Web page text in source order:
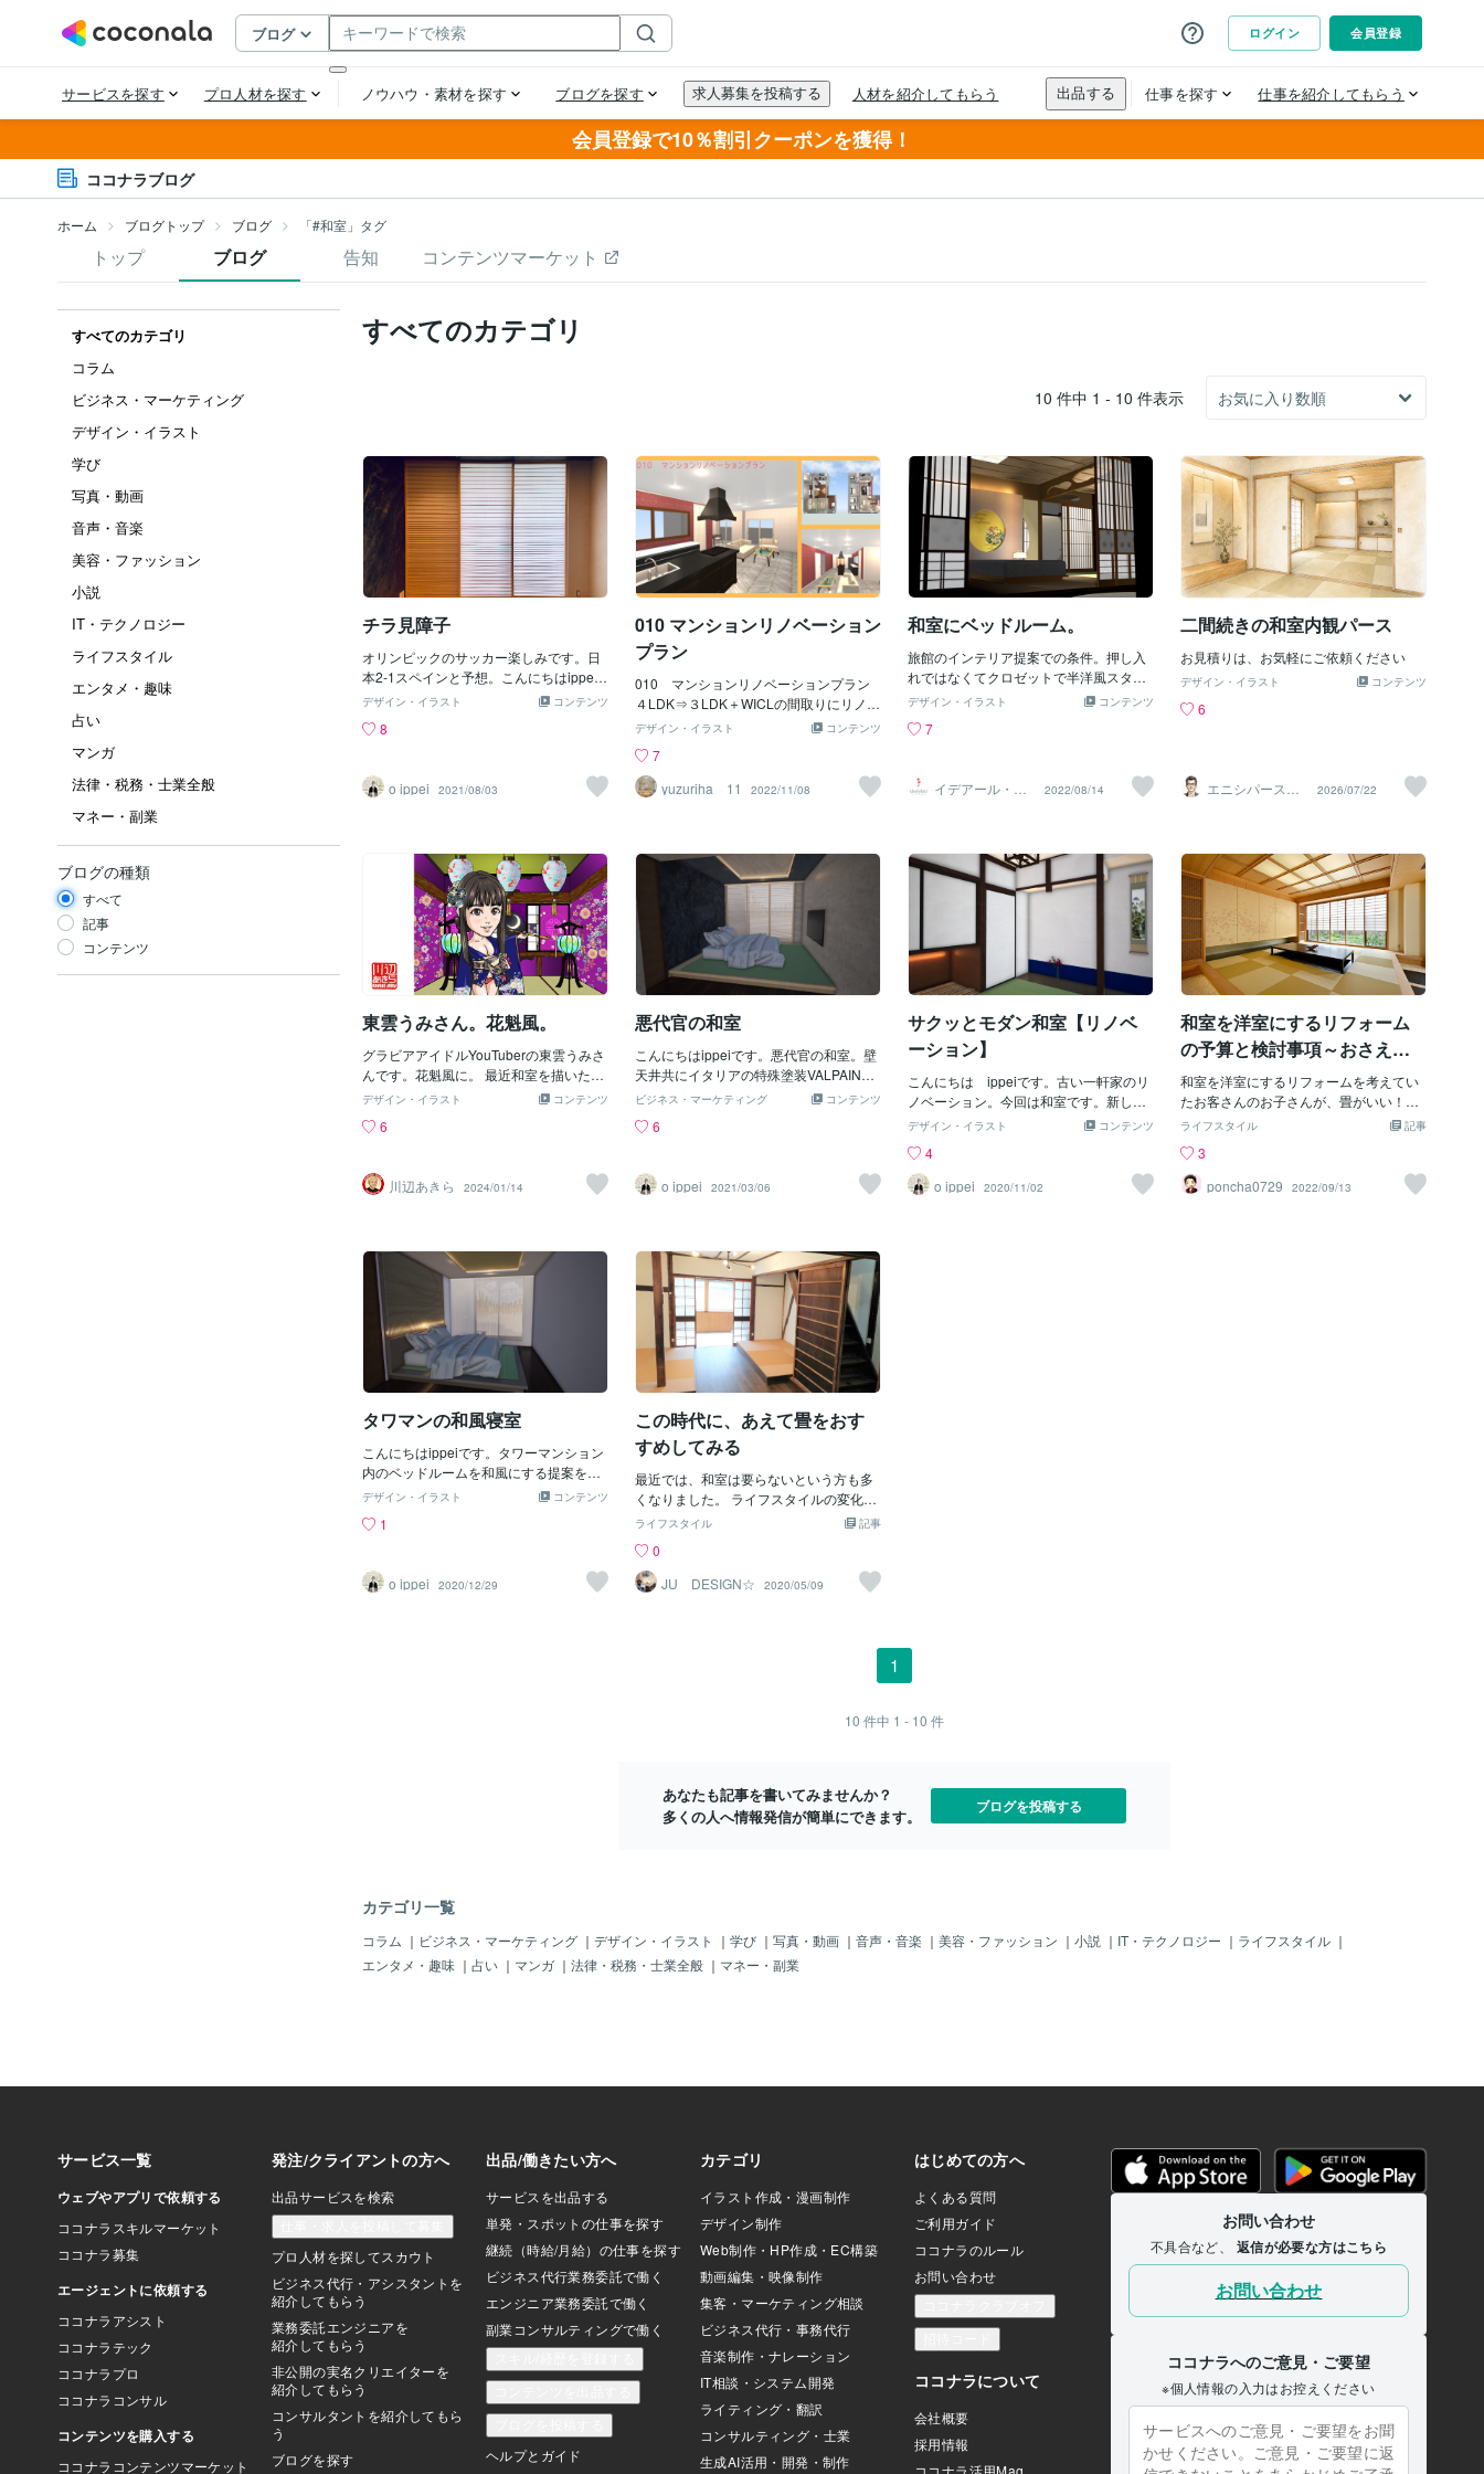
会員登録で10％割引クーポンを獲得！
ココナラブログ
ホーム ブログトップ ブログ 「#和室」タグ
トップ ブログ 告知 コンテンツマーケット
すべてのカテゴリ
コラム
ビジネス・マーケティング
デザイン・イラスト
学び
写真・動画
音声・音楽
美容・ファッション
小説
IT・テクノロジー
ライフスタイル
エンタメ・趣味
占い
マンガ
法律・税務・士業全般
マネー・副業
ブログの種類
すべて
記事
コンテンツ
すべてのカテゴリ
10 件中 1 - 10 件表示
チラ見障子
オリンピックのサッカー楽しみです。日
本2-1スペインと予想。こんにちはippei
です。設計した寝室にオリジナルの障子
デーションになってます。高さが2300m
人泣かせだったみたいですが、ホームペ
ージに載せて良いですか？と問い合わせ
コンテンツ
デザイン・イラスト
8
o ippei 2021/08/03
010 マンションリノベーション
プラン
010 マンションリノベーションプラン
４LDK⇒３LDK＋WICLの間取りにリノベ
ーションビフォーパース1つ1つの部屋が
も暗く、使いづらそうな間取りアフター1
部屋部屋数を減らしていますが、LDKは
もともとの倍くらいの広さ、4面からの採
す。 よろしくお願いいたします。
コンテンツ
デザイン・イラスト
7
yuzuriha 11
2022/11/08
和室にベッドルーム。
旅館のインテリア提案での条件。押し入
れではなくてクロゼットで半洋風スタイ
ルです。ベランダ・・・ではなくて縁台
じが主流になりそうですね。
コンテンツ
デザイン・イラスト
7
イデアール・プ
ラッツ
2022/08/14
二間続きの和室内観パース
お見積りは、お気軽にご依頼ください
コンテンツ
デザイン・イラスト
6
エニシパース（1
級建築士）
2026/07/22
東雲うみさん。花魁風。
グラビアアイドルYouTuberの東雲うみさ
んです。花魁風に。 最近和室を描いたの
で背景に流用しました。 トークなど聞い
な」という感じで好きです。もちろんグ
コンテンツ
デザイン・イラスト
6
川辺あきら 2024/01/14
悪代官の和室
こんにちはippeiです。悪代官の和室。壁
天井共にイタリアの特殊塗装VALPAINT
です。お客さんが選んだ3色。折り上げ天
と障子はヒノキ です。障子はオーダー
へと視線を誘導します。周りは高層ビル
の夜景。
コンテンツ
ビジネス・マーケティング
6
o ippei 2021/03/06
サクッとモダン和室【リノベ
ーション】
こんにちは ippeiです。古い一軒家のリ
ノベーション。今回は和室です。新しく
吊り収納奥に間接照明を入れたり、フチ
存を塗り替え。藍色のバランスとか全体
との兼ね合いが重要。和室描いていると
鰻や蕎麦食べたくなってきますね。go to
コンテンツ
デザイン・イラスト
4
o ippei
2020/11/02
和室を洋室にするリフォーム
の予算と検討事項～おさえて
おきたいポイント～
和室を洋室にするリフォームを考えてい
たお客さんのお子さんが、畳がいい！と
言い張るので、和室のままにしたのです
ングがいい！と言い出し始めたらしく、
どうすればいいか？と相談を受けたこと
があります。子供って怖いですね・・。
記事
ライフスタイル
3
poncha0729
2022/09/13
タワマンの和風寝室
こんにちはippeiです。タワーマンション
内のベッドルームを和風にする提案をし
ています。ヘッドボード上はヒノキの細
と和っぽく格子を取り入れてます。折り
うです。良いお年を。
コンテンツ
デザイン・イラスト
1
o ippei 2020/12/29
この時代に、あえて畳をおす
すめしてみる
最近では、和室は要らないという方も多
くなりました。 ライフスタイルの変化
で、和室があっても、 何に使うかわから
です。 昔は、「お茶の間」などと呼ば
れ、 今でいう、ダイニングやリビングと
して、 テレビを前に、こたつが置かれ、
考えて、無駄なスペースでしかないので
も、畳は自然素材でクッション性もあ
り、 夏は涼しく、冬は暖かく、湿度調整
ります。 畳は、日本の気候風土にまさに
マッチした“ 癒しの素材" なんです。 日本
人として、日本の家に住むなら、 そんな
記事
ライフスタイル
0
JU DESIGN☆
2020/05/09
1
10 件中 1 - 10 件
あなたも記事を書いてみませんか？
多くの人へ情報発信が簡単にできます。
ブログを投稿する
カテゴリ一覧
コラム ｜ ビジネス・マーケティング ｜ デザイン・イラスト ｜ 学び ｜ 写真・動画 ｜ 音声・音楽 ｜ 美容・ファッション ｜ 小説 ｜ IT・テクノロジー ｜ ライフスタイル ｜
エンタメ・趣味 ｜ 占い ｜ マンガ ｜ 法律・税務・士業全般 ｜ マネー・副業